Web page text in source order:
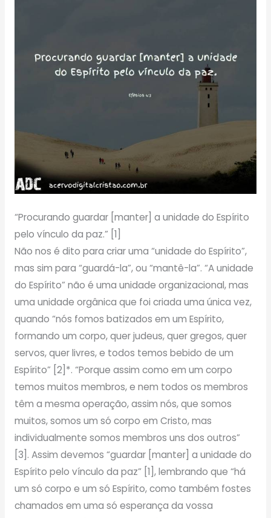
“Procurando guardar [manter] a unidade do Espírito
pelo vínculo da paz.” [1]
Não nos é dito para criar uma “unidade do Espírito”,
mas sim para “guardá-la”, ou “mantê-la”. “A unidade
do Espírito” não é uma unidade organizacional, mas
uma unidade orgânica que foi criada uma única vez,
quando “nós fomos batizados em um Espírito,
formando um corpo, quer judeus, quer gregos, quer
servos, quer livres, e todos temos bebido de um
Espírito” [2]*. “Porque assim como em um corpo
temos muitos membros, e nem todos os membros
têm a mesma operação, assim nós, que somos
muitos, somos um só corpo em Cristo, mas
individualmente somos membros uns dos outros”
[3]. Assim devemos “guardar [manter] a unidade do
Espírito pelo vínculo da paz” [1], lembrando que “há
um só corpo e um só Espírito, como também fostes
chamados em uma só esperança da vossa